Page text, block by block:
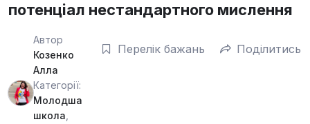
потенціал нестандартного мислення
Автор
Козенко
Алла
Категорії:
Молодша
школа
Перелік бажань Поділитись